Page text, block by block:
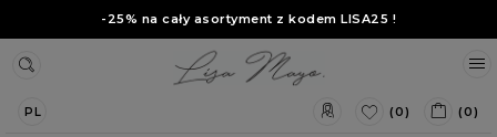
-25% na cały asortyment z kodem LISA25 !
PL (0) (0)